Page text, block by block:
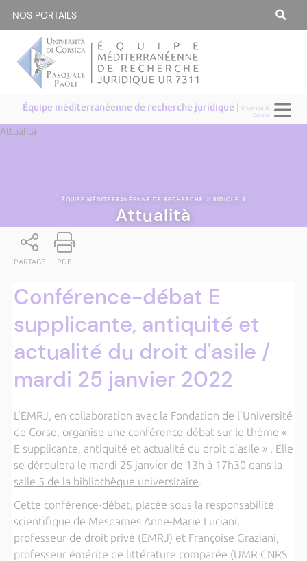
NOS PORTAILS :
Équipe méditerranéenne de recherche juridique |Università di
Corsica
Attualità
ÉQUIPE MÉDITERRANÉENNE DE RECHERCHE JURIDIQUE |
Attualità
PARTAGE PDF
Conférence-débat E
supplicante, antiquité et
actualité du droit d'asile /
mardi 25 janvier 2022
L'EMRJ, en collaboration avec la Fondation de l’Université
de Corse, organise une conférence-débat sur le thème «
E supplicante, antiquité et actualité du droit d’asile » . Elle
se déroulera le mardi 25 janvier de 13h à 17h30 dans la
salle 5 de la bibliothèque universitaire.
Cette conférence-débat, placée sous la responsabilité
scientifique de Mesdames Anne-Marie Luciani,
professeur de droit privé (EMRJ) et Françoise Graziani,
professeur émérite de littérature comparée (UMR CNRS